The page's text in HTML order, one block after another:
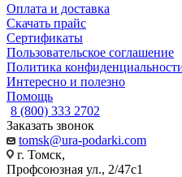
Оплата и доставка
Скачать прайс
Сертификаты
Пользовательское соглашение
Политика
Интересно и полезно
Помощь
8 (800) 333 2702
Заказать звонок
tomsk@ura-podarki.com
г. Томск,
Профсоюзная ул., 2/47с1